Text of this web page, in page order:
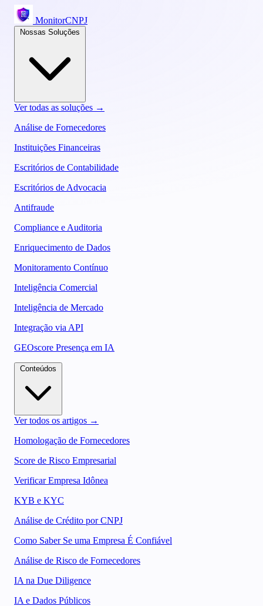
MonitorCNPJ
Ver todas as soluções →
Análise de Fornecedores
Instituições Financeiras
Escritórios de Contabilidade
Escritórios de Advocacia
Antifraude
Compliance e Auditoria
Enriquecimento de Dados
Monitoramento Contínuo
Inteligência Comercial
Inteligência de Mercado
Integração via API
GEOscore Presença em IA
Ver todos os artigos →
Homologação de Fornecedores
Score de Risco Empresarial
Verificar Empresa Idônea
KYB e KYC
Análise de Crédito por CNPJ
Como Saber Se uma Empresa É Confiável
Análise de Risco de Fornecedores
IA na Due Diligence
IA e Dados Públicos